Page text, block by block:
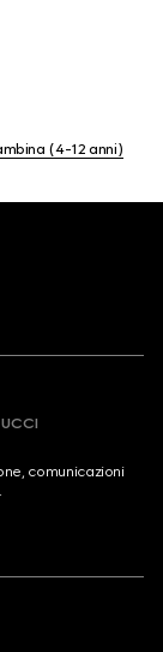
(4-12 anni)
comunicazioni